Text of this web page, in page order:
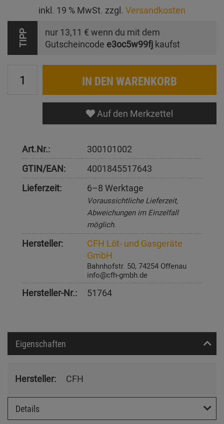
inkl. 19 % MwSt. zzgl. Versandkosten
TIPP nur 13,11 € wenn du mit dem
Gutscheincode e3oc5w99fj kaufst
IN DEN WARENKORB
Auf den Merkzettel
Art.Nr.:
300101002
GTIN/EAN:
4001845517643
Lieferzeit:
6–8 Werktage
Voraussichtliche Lieferzeit,
Abweichungen im Einzelfall
möglich.
Hersteller:
CFH Löt- und Gasgeräte
GmbH
Bahnhofstr. 50, 74254 Offenau
info@cfh-gmbh.de
Hersteller-Nr.: 51764
Eigenschaften
Hersteller: CFH
Details